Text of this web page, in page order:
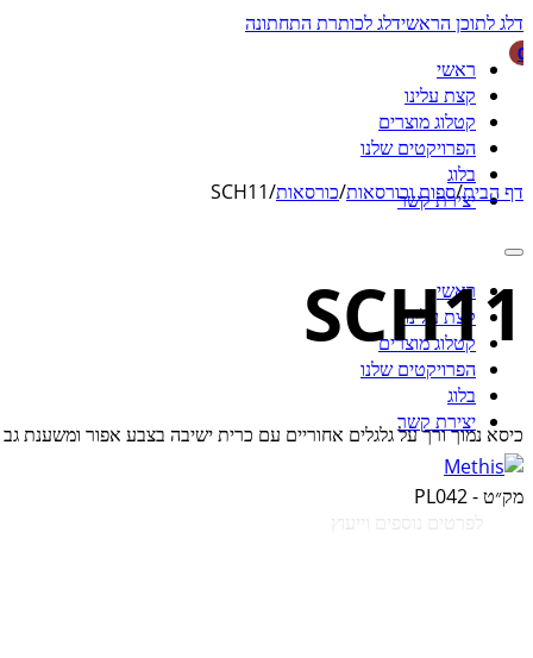
דלג לתוכן הראשידלג לכותרת התחתונה
0
ראשי
קצת עלינו
קטלוג מוצרים
הפרויקטים שלנו
בלוג
יצירת קשר
ראשי
קצת עלינו
קטלוג מוצרים
הפרויקטים שלנו
בלוג
יצירת קשר
דף הבית/ספות וכורסאות/כורסאות/
SCH11
SCH11
כיסא נמוך ורך על גלגלים אחוריים עם כרית ישיבה בצבע אפור ומשענת
מק״ט -PL042